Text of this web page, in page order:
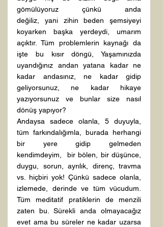
gömülüyoruz çünkü anda
değiliz, yani zihin beden şemsiyeyi
koyarken başka yerdeydi, umarım
açıktır. Tüm problemlerin kaynağı da
işte bu kısır döngü, Yaşamınızda
uyandığınız andan yatana kadar ne
kadar andasınız, ne kadar gidip
geliyorsunuz, ne kadar hikaye
yazıyorsunuz ve bunlar size nasıl
dönüş yapıyor?
Andaysa sadece olanla, 5 duyuyla,
tüm farkındalığımla, burada herhangi
bir yere gidip gelmeden
kendimdeyim,  bir bölen, bir düşünce,
duygu, sorun, ayrılık, direnç, travma
vs. hiçbiri yok! Çünkü sadece olanla,
izlemede, derinde ve tüm vücudum.
Tüm meditatif pratiklerin de menzili
zaten bu. Sürekli anda olmayacağız
evet ama bu süreler ne kadar uzarsa